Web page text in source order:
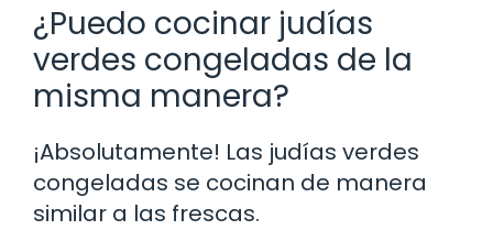
¿Puedo cocinar judías
verdes congeladas de la
misma manera?
¡Absolutamente! Las judías verdes
congeladas se cocinan de manera
similar a las frescas.